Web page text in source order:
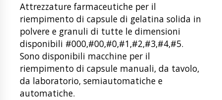
Attrezzature farmaceutiche per il
riempimento di capsule di gelatina solida in
polvere e granuli di tutte le dimensioni
disponibili #000,#00,#0,#1,#2,#3,#4,#5.
Sono disponibili macchine per il
riempimento di capsule manuali, da tavolo,
da laboratorio, semiautomatiche e
automatiche.